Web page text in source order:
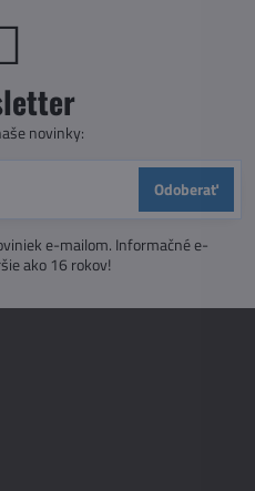
novinky:
Odoberať
e-mailom. Informačné e-
ako 16 rokov!